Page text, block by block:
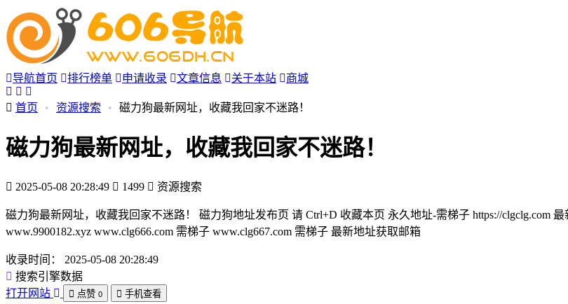
导航首页 排行榜单 申请收录 文章信息 关于本站 商城
首页 • 资源搜索 • 磁力狗最新网址，收藏我回家不迷路！
磁力狗最新网址，收藏我回家不迷路！
2025-05-08 20:28:49 1499 资源搜索
磁力狗最新网址，收藏我回家不迷路！ 磁力狗地址发布页 请 Ctrl+D 收藏本页 永久地址-需梯子 https://clgclg.com 最
www.9900182.xyz www.clg666.com 需梯子 www.clg667.com 需梯子 最新地址获取邮箱
收录时间：
2025-05-08 20:28:49
搜索引擎数据
打开网站
点赞 0 手机查看